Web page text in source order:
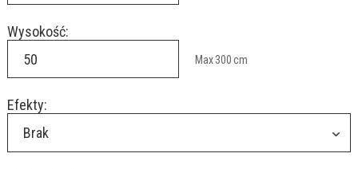
Wysokość:
Max300cm
Efekty:
Brak